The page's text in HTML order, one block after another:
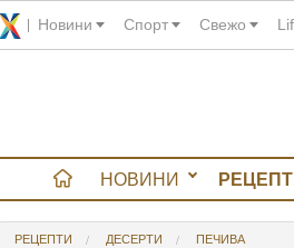
Новини Спорт Свежо
НОВИНИ
РЕЦЕПТИ ДЕСЕРТИ ПЕЧИВА